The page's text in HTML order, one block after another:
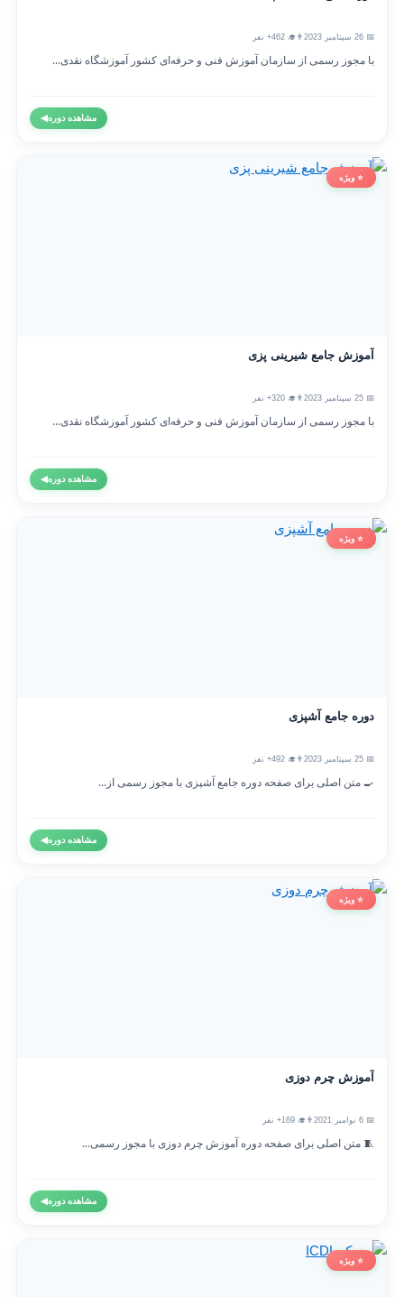
👨‍🎓 462+ نفر
با مجوز رسمی از سازمان آموزش فنی و حرفه‌ای کشور آموزشگاه نقدی...
مشاهده دوره◀
⭐ ویژه
آموزش جامع شیرینی پزی
👨‍🎓 320+ نفر
با مجوز رسمی از سازمان آموزش فنی و حرفه‌ای کشور آموزشگاه نقدی...
مشاهده دوره◀
⭐ ویژه
دوره جامع آشپزی
👨‍🎓 492+ نفر
🍳 متن اصلی برای صفحه دوره جامع آشپزی با مجوز رسمی از...
مشاهده دوره◀
⭐ ویژه
آموزش چرم دوزی
👨‍🎓 169+ نفر
🧵 متن اصلی برای صفحه دوره آموزش چرم دوزی با مجوز رسمی...
مشاهده دوره◀
⭐ ویژه